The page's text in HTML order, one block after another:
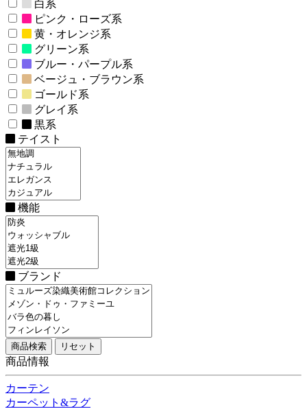
白系
ピンク・ローズ系
黄・オレンジ系
グリーン系
ブルー・パープル系
ベージュ・ブラウン系
ゴールド系
グレイ系
黒系
テイスト
機能
ブランド
商品情報
カーテン
カーペット&ラグ